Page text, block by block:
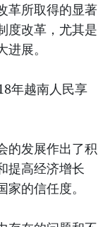
革所取得的显著
度改革，尤其是
展。
年越南人民享
的发展作出了积
提高经济增长
的信任度。